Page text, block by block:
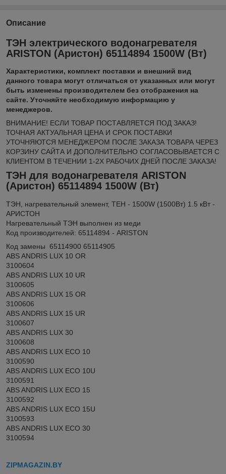
Описание
ТЭН электрического водонагревателя
ARISTON (Аристон) 65114894 1500W (Вт)
Xарактеристики, комплект поставки и внешний вид
данного товара могут отличаться от указанных или могут
быть изменены производителем без отображения на
сайте. Уточняйте необходимую информацию у
менеджеров.
ВНИМАНИЕ! ЕСЛИ ТОВАР ПОСТАВЛЯЕТСЯ ПОД ЗАКАЗ!
ТОЧНАЯ АКТУАЛЬНАЯ ЦЕНА И СРОК ПОСТАВКИ
УТОЧНЯЮТСЯ МЕНЕДЖЕРОМ ПОСЛЕ ЗАКАЗА ТОВАРА ЧЕРЕЗ
КОРЗИНУ САЙТА И ДОПОЛНИТЕЛЬНО СОГЛАСОВЫВАЕТСЯ С
КЛИЕНТОМ В ТЕЧЕНИИ 1-2Х РАБОЧИХ ДНЕЙ ПОСЛЕ ЗАКАЗА!
ТЭН для водонагревателя ARISTON
(Аристон) 65114894 1500W (Вт)
ТЭН, нагревательный элемент, ТЕН - 1500W (1500Вт) 1.5 кВт -
АРИСТОН
Нагревательный ТЭН выполнен из меди
Код производителей: 65114894 - ARISTON
Код замены 65114900 65114905
ABS ANDRIS LUX 10 OR
3100604
ABS ANDRIS LUX 10 UR
3100605
ABS ANDRIS LUX 15 OR
3100606
ABS ANDRIS LUX 15 UR
3100607
ABS ANDRIS LUX 30
3100608
ABS ANDRIS LUX ECO 10
3100590
ABS ANDRIS LUX ECO 10U
3100591
ABS ANDRIS LUX ECO 15
3100592
ABS ANDRIS LUX ECO 15U
3100593
ABS ANDRIS LUX ECO 30
3100594
ZIPMAGAZIN.BY